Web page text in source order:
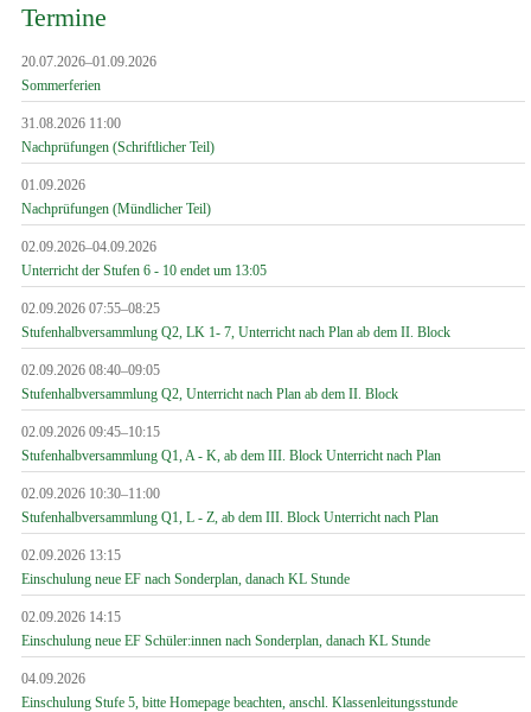
Termine
20.07.2026–01.09.2026
Sommerferien
31.08.2026 11:00
Nachprüfungen (Schriftlicher Teil)
01.09.2026
Nachprüfungen (Mündlicher Teil)
02.09.2026–04.09.2026
Unterricht der Stufen 6 - 10 endet um 13:05
02.09.2026 07:55–08:25
Stufenhalbversammlung Q2, LK 1- 7, Unterricht nach Plan ab dem II. Block
02.09.2026 08:40–09:05
Stufenhalbversammlung Q2, Unterricht nach Plan ab dem II. Block
02.09.2026 09:45–10:15
Stufenhalbversammlung Q1, A - K, ab dem III. Block Unterricht nach Plan
02.09.2026 10:30–11:00
Stufenhalbversammlung Q1, L - Z, ab dem III. Block Unterricht nach Plan
02.09.2026 13:15
Einschulung neue EF nach Sonderplan, danach KL Stunde
02.09.2026 14:15
Einschulung neue EF Schüler:innen nach Sonderplan, danach KL Stunde
04.09.2026
Einschulung Stufe 5, bitte Homepage beachten, anschl. Klassenleitungsstunde